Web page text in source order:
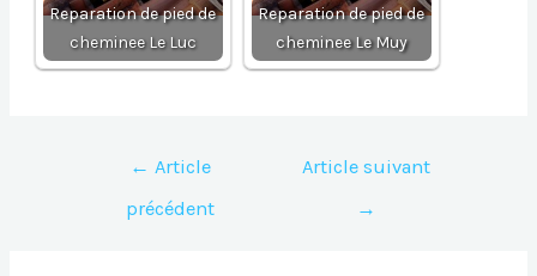
Reparation de pied de
cheminee Le Luc
Reparation de pied de
cheminee Le Muy
Navigation
l’article
← Article
précédent
Article suivant
→